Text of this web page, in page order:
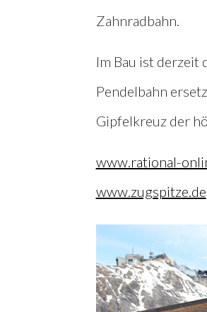
Zahnradbahn.
Im Bau ist derzeit
Pendelbahn
Gipfelkreuz der
www.rational-
www.zugspitze.de